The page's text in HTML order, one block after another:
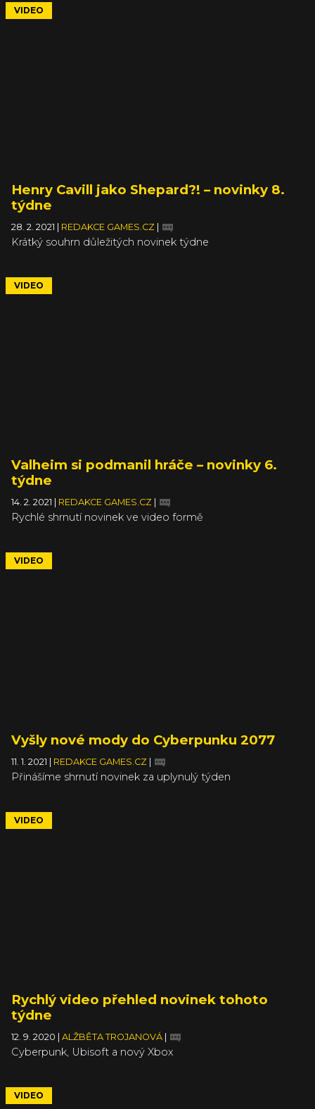
VIDEO
Henry Cavill jako Shepard?! – novinky 8.
týdne
28. 2. 2021 REDAKCE GAMES.CZ
Krátký souhrn důležitých novinek týdne
VIDEO
Valheim si podmanil hráče – novinky 6.
týdne
14. 2. 2021 REDAKCE GAMES.CZ
Rychlé shrnutí novinek ve video formě
VIDEO
Vyšly nové mody do Cyberpunku 2077
11. 1. 2021 REDAKCE GAMES.CZ
Přinášíme shrnutí novinek za uplynulý týden
VIDEO
Rychlý video přehled novinek tohoto
týdne
12. 9. 2020 ALŽBĚTA TROJANOVÁ
Cyberpunk, Ubisoft a nový Xbox
VIDEO